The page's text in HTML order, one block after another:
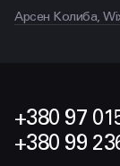
Арсен Колиба,
+380 97
+380 99